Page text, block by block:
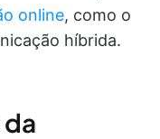
online, como o
híbrida.